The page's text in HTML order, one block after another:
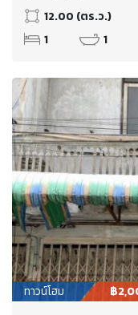
12.00 (ตร.ว.)
1
1
ทาวน์โฮม ฿